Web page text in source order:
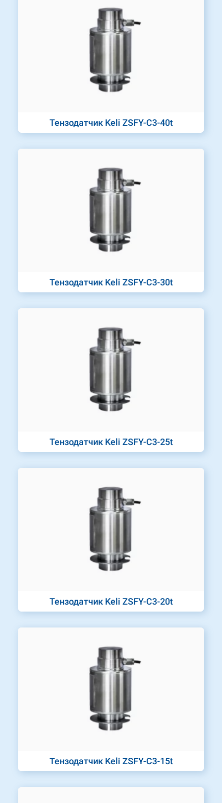
Тензодатчик Keli ZSFY-C3-40t
Тензодатчик Keli ZSFY-C3-30t
Тензодатчик Keli ZSFY-C3-25t
Тензодатчик Keli ZSFY-C3-20t
Тензодатчик Keli ZSFY-C3-15t